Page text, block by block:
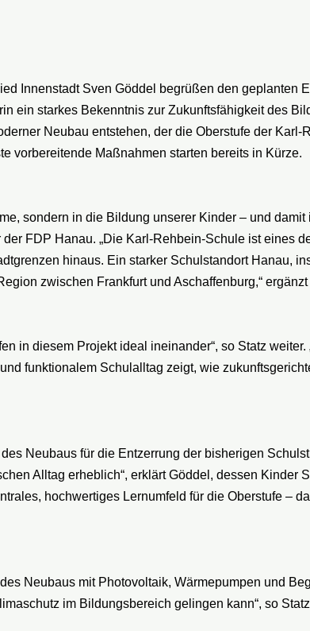
Innenstadt Sven Göddel begrüßen den geplanten
ein starkes Bekenntnis zur Zukunftsfähigkeit des
Neubau entstehen, der die Oberstufe der Karl-
vorbereitende Maßnahmen starten bereits in Kürze.
sondern in die Bildung unserer Kinder – und
FDP Hanau. „Die Karl-Rehbein-Schule ist eines
hinaus. Ein starker Schulstandort Hanau,
zwischen Frankfurt und Aschaffenburg,“
in diesem Projekt ideal ineinander“, so Statz weiter.
funktionalem Schulalltag zeigt, wie
Neubaus für die Entzerrung der bisherigen
Alltag erheblich“, erklärt Göddel, dessen Kinder
hochwertiges Lernumfeld für die Oberstufe –
Neubaus mit Photovoltaik, Wärmepumpen und
im Bildungsbereich gelingen kann“, so